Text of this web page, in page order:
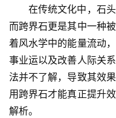
在传统文化中，石
而跨界石更是其中一种
着风水学中的能量流动
事业运以及改善人际关
法并不了解，导致其效
用跨界石才能真正提升
解析。